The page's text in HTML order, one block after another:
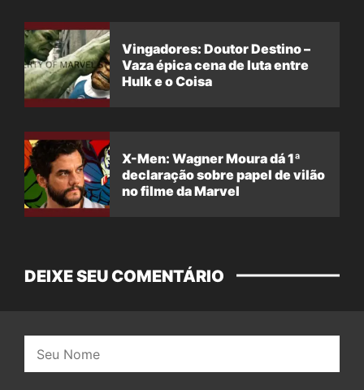
Vingadores: Doutor Destino –
Vaza épica cena de luta entre
Hulk e o Coisa
X-Men: Wagner Moura dá 1ª
declaração sobre papel de vilão
no filme da Marvel
DEIXE SEU COMENTÁRIO